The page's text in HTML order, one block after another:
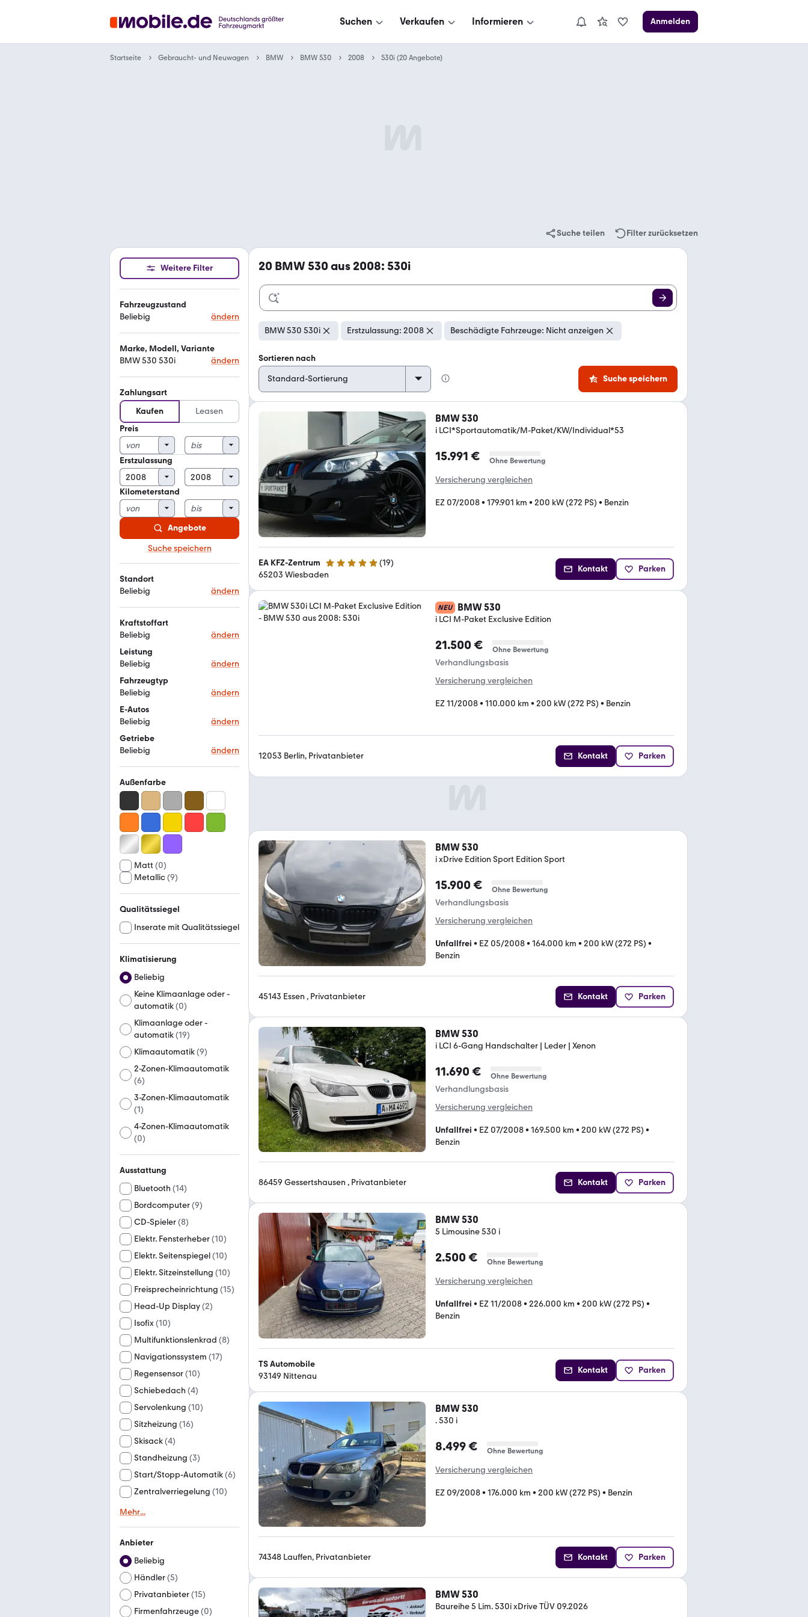
Suchen Verkaufen Informieren Anmelden
Startseite Gebraucht- und Neuwagen BMW BMW 530 2008 530i (20 Angebote)
Suche teilen Filter zurücksetzen
Weitere Filter
Fahrzeugzustand
Beliebig
ändern
Marke, Modell, Variante
BMW 530 530i
ändern
Zahlungsart
Kaufen
Leasen
Preis
Erstzulassung
Kilometerstand
Angebote
Suche speichern
Standort
Beliebig
ändern
Kraftstoffart
Beliebig
ändern
Leistung
Beliebig
ändern
Fahrzeugtyp
Beliebig
ändern
E-Autos
Beliebig
ändern
Getriebe
Beliebig
ändern
Außenfarbe
Matt (0)
Metallic(9)
Qualitätssiegel
Inserate mit Qualitätssiegel
Klimatisierung
Beliebig
Keine Klimaanlage oder -
automatik(0)
Klimaanlage oder -
automatik(19)
Klimaautomatik(9)
2-Zonen-Klimaautomatik
(6)
3-Zonen-Klimaautomatik
(1)
4-Zonen-Klimaautomatik
(0)
Ausstattung
Bluetooth (14)
Bordcomputer(9)
CD-Spieler(8)
Elektr. Fensterheber(10)
Elektr. Seitenspiegel(10)
Elektr. Sitzeinstellung (10)
Freisprecheinrichtung (15)
Head-Up Display(2)
Isofix(10)
Multifunktionslenkrad (8)
Navigationssystem (17)
Regensensor(10)
Schiebedach (4)
Servolenkung (10)
Sitzheizung (16)
Skisack(4)
Standheizung (3)
Start/Stopp-Automatik(6)
Zentralverriegelung (10)
Mehr...
Anbieter
Beliebig
Händler(5)
Privatanbieter(15)
Firmenfahrzeuge(0)
20 BMW 530 aus 2008: 530i
BMW 530 530i Erstzulassung: 2008 Beschädigte Fahrzeuge: Nicht anzeigen
Sortieren nach
Suche speichern
BMW 530
i LCI*Sportautomatik/M-Paket/KW/Individual*53
15.991 € Ohne Bewertung
Versicherung vergleichen
EZ 07/2008• 179.901 km • 200 kW (272 PS) • Benzin
EA KFZ-Zentrum 4.9 Sterne (19)
65203 Wiesbaden
Kontakt Parken
NEU BMW 530
i LCI M-Paket Exclusive Edition
21.500 € Ohne Bewertung
Verhandlungsbasis
Versicherung vergleichen
EZ 11/2008• 110.000 km • 200 kW (272 PS) • Benzin
12053 Berlin, Privatanbieter Kontakt Parken
BMW 530
i xDrive Edition Sport Edition Sport
15.900 € Ohne Bewertung
Verhandlungsbasis
Versicherung vergleichen
Unfallfrei • EZ 05/2008• 164.000 km • 200 kW (272 PS) •
Benzin
45143 Essen , Privatanbieter Kontakt Parken
BMW 530
i LCI 6-Gang Handschalter | Leder | Xenon
11.690 € Ohne Bewertung
Verhandlungsbasis
Versicherung vergleichen
Unfallfrei • EZ 07/2008• 169.500 km • 200 kW (272 PS) •
Benzin
86459 Gessertshausen , Privatanbieter Kontakt Parken
BMW 530
5 Limousine 530 i
2.500 € Ohne Bewertung
Versicherung vergleichen
Unfallfrei • EZ 11/2008• 226.000 km • 200 kW (272 PS) •
Benzin
TS Automobile
93149 Nittenau
Kontakt Parken
BMW 530
. 530 i
8.499 € Ohne Bewertung
Versicherung vergleichen
EZ 09/2008• 176.000 km • 200 kW (272 PS) • Benzin
74348 Lauffen, Privatanbieter Kontakt Parken
BMW 530
Baureihe 5 Lim. 530i xDrive TÜV 09.2026